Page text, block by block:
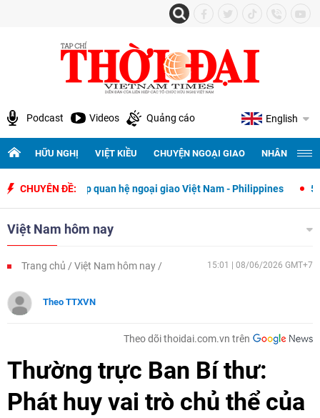
Podcast Videos Quảng cáo English
HỮU NGHỊ VIỆT KIỀU CHUYỆN NGOẠI GIAO NHÂN
CHUYÊN ĐỀ:
lập quan hệ ngoại giao Việt Nam - Philippines 500 ngày đêm
Việt Nam hôm nay
Trang chủ Việt Nam hôm nay 15:01 | 08/06/2026 GMT+7
Theo TTXVN
Theo dõi thoidai.com.vn trên
Thường trực Ban Bí thư:
Phát huy vai trò chủ thể của